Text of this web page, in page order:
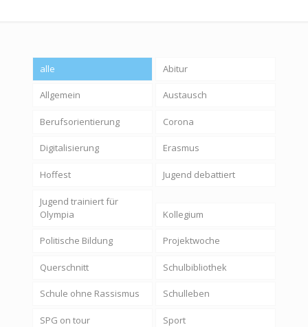
alle Abitur
Allgemein Austausch
Berufsorientierung Corona
Digitalisierung Erasmus
Hoffest Jugend debattiert
Jugend trainiert für
Olympia
Kollegium
Politische Bildung Projektwoche
Querschnitt Schulbibliothek
Schule ohne Rassismus Schulleben
SPG on tour Sport